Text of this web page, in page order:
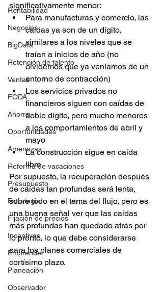
Rentabilidad
Negocios
BigData
Retención de talento
Ventas
FODA
Ahorro
Oportunidades
Amenazas
Reforma de vacaciones
Presupuesto
Estrategia
Fijación de precios
Incentivos
Emprender
Planeación
Observador
significativamente menor:
Para manufacturas y comercio, las
caídas ya son de un dígito,
similares a los niveles que se
traían a inicios de año (no
olvidemos que ya veníamos de un
entorno de contracción)
Los servicios privados no
financieros siguen con caídas de
doble dígito, pero mucho menores
a los comportamientos de abril y
mayo
La construcción sigue en caída
libre
Por supuesto, la recuperación después
de caídas tan profundas será lenta,
sobre todo en el tema del flujo, pero es
una buena señal ver que las caídas
más profundas han quedado atrás por
lo pronto, lo que debe considerarse
para los planes comerciales de
cortísimo plazo.